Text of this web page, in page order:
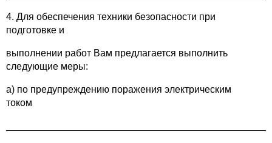
4. Для обеспечения техники безопасности при
подготовке и
выполнении работ Вам предлагается выполнить
следующие меры:
а) по предупреждению поражения электрическим
током